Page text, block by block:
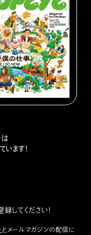
います！
してください！
とメールマガジンの配信に